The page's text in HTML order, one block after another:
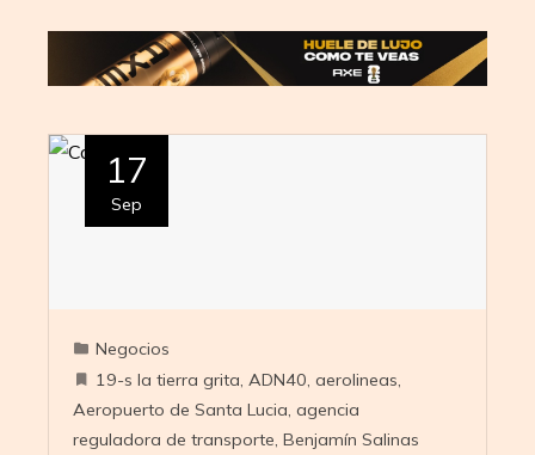
17
Sep
Negocios
19-s la tierra grita, ADN40, aerolineas,
Aeropuerto de Santa Lucia, agencia
reguladora de transporte, Benjamín Salinas